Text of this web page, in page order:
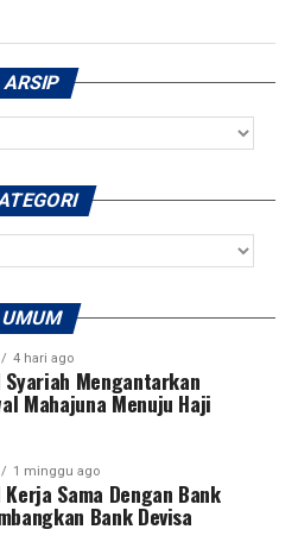
ARSIP
UMUM
4 hari ago
Syariah Mengantarkan
Mahajuna Menuju Haji
1 minggu ago
Sama Dengan Bank
Bank Devisa